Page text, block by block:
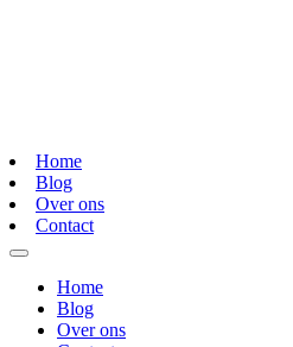
Home
Blog
Over ons
Contact
Home
Blog
Over ons